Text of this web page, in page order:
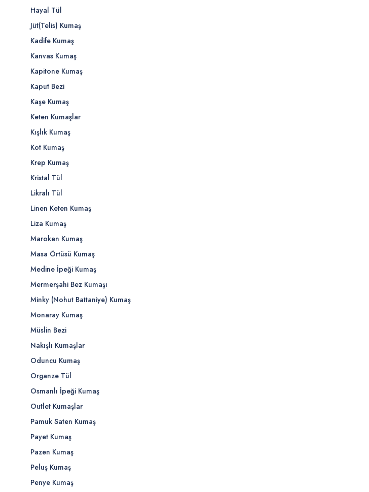
Hayal Tül
Jüt(Telis) Kumaş
Kadife Kumaş
Kanvas Kumaş
Kapitone Kumaş
Kaput Bezi
Kaşe Kumaş
Keten Kumaşlar
Kışlık Kumaş
Kot Kumaş
Krep Kumaş
Kristal Tül
Likralı Tül
Linen Keten Kumaş
Liza Kumaş
Maroken Kumaş
Masa Örtüsü Kumaş
Medine İpeği Kumaş
Mermerşahi Bez Kumaşı
Minky (Nohut Battaniye) Kumaş
Monaray Kumaş
Müslin Bezi
Nakışlı Kumaşlar
Oduncu Kumaş
Organze Tül
Osmanlı İpeği Kumaş
Outlet Kumaşlar
Pamuk Saten Kumaş
Payet Kumaş
Pazen Kumaş
Peluş Kumaş
Penye Kumaş